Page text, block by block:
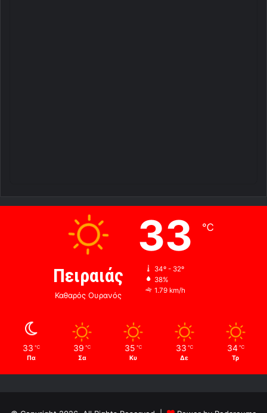
Πειραιάς
Καθαρός Ουρανός
33 ℃
34º - 32º
38%
1.79 km/h
33 ℃
Πα
39 ℃
Σα
35 ℃
Κυ
33 ℃
Δε
34 ℃
Τρ